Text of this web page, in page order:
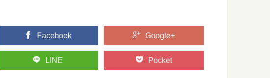
木目の種類：柾目・板目・木口を、バウムクーヘンで学ぼう
Facebook Google+
LINE Pocket